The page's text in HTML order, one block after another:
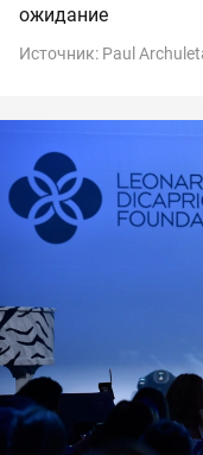
ожидание
Источник: Paul